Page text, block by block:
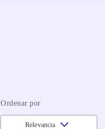
Ordenar por
Relevancia